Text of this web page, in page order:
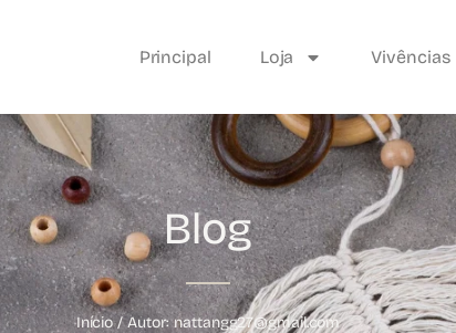
Principal Loja Vivências
Blog
Início/ Autor: nattangg27@gmail.com